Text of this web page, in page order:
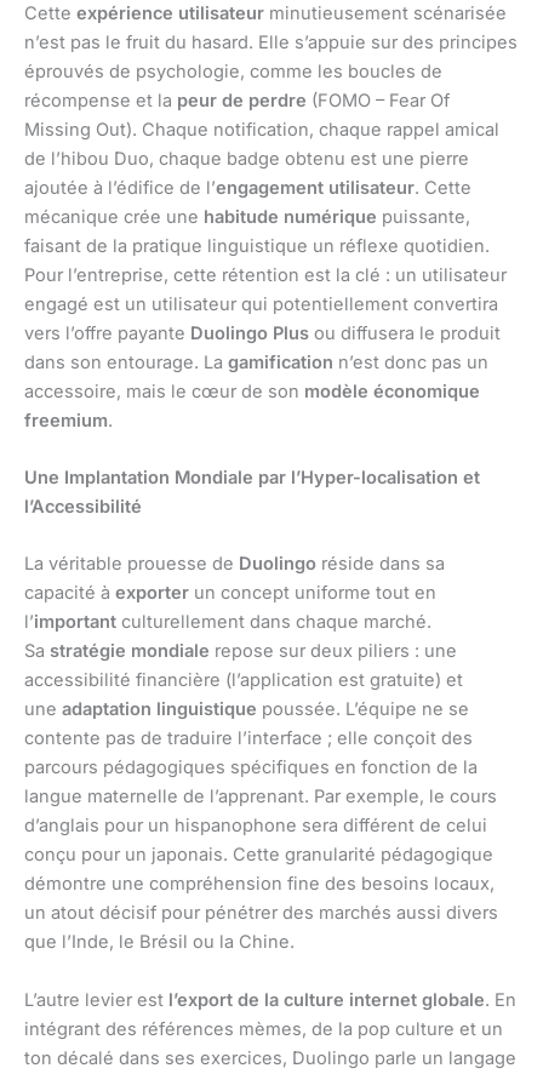
Cette expérience utilisateur minutieusement scénarisée
n’est pas le fruit du hasard. Elle s’appuie sur des principes
éprouvés de psychologie, comme les boucles de
récompense et la peur de perdre (FOMO – Fear Of
Missing Out). Chaque notification, chaque rappel amical
de l’hibou Duo, chaque badge obtenu est une pierre
ajoutée à l’édifice de l’engagement utilisateur. Cette
mécanique crée une habitude numérique puissante,
faisant de la pratique linguistique un réflexe quotidien.
Pour l’entreprise, cette rétention est la clé : un utilisateur
engagé est un utilisateur qui potentiellement convertira
vers l’offre payante Duolingo Plus ou diffusera le produit
dans son entourage. La gamification n’est donc pas un
accessoire, mais le cœur de son modèle économique
freemium.
Une Implantation Mondiale par l’Hyper-localisation et
l’Accessibilité
La véritable prouesse de Duolingo réside dans sa
capacité à exporter un concept uniforme tout en
l’important culturellement dans chaque marché.
Sa stratégie mondiale repose sur deux piliers : une
accessibilité financière (l’application est gratuite) et
une adaptation linguistique poussée. L’équipe ne se
contente pas de traduire l’interface ; elle conçoit des
parcours pédagogiques spécifiques en fonction de la
langue maternelle de l’apprenant. Par exemple, le cours
d’anglais pour un hispanophone sera différent de celui
conçu pour un japonais. Cette granularité pédagogique
démontre une compréhension fine des besoins locaux,
un atout décisif pour pénétrer des marchés aussi divers
que l’Inde, le Brésil ou la Chine.
L’autre levier est l’export de la culture internet globale. En
intégrant des références mèmes, de la pop culture et un
ton décalé dans ses exercices, Duolingo parle un langage